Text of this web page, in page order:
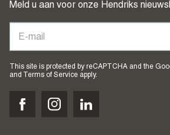
Meld u aan voor onze Hendriks
This site is protected by reCAPTCHA and the
and
Terms of Service apply.